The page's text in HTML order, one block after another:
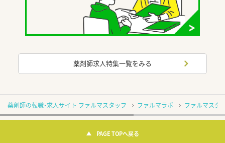
薬剤師求人特集一覧をみる
薬剤師の転職・求人サイト ファルマスタッフ ファルマラボ ファルマスタ
PAGE TOPへ戻る